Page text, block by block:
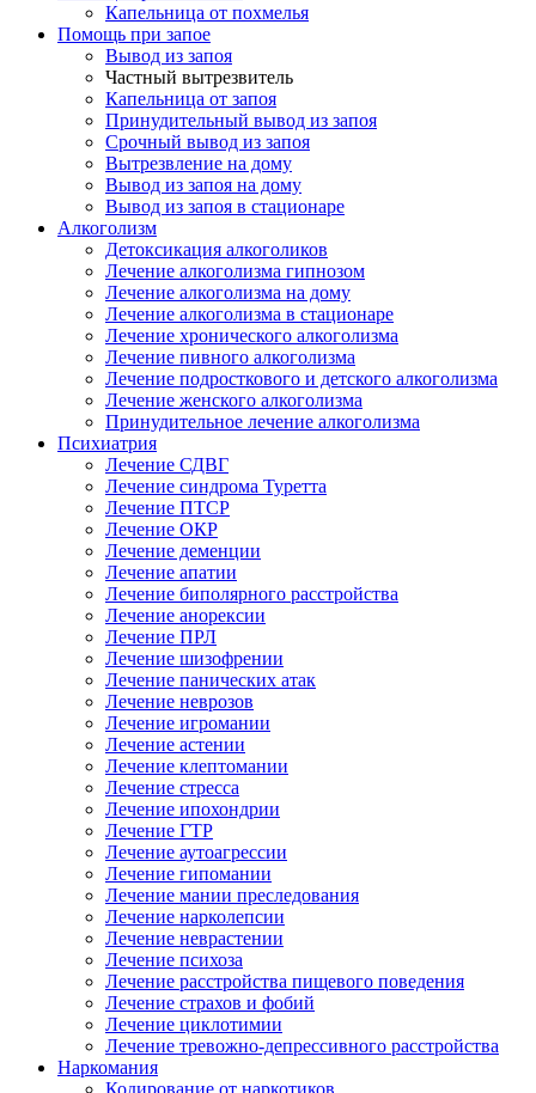
Капельница от похмелья
Помощь при запое
Вывод из запоя
Частный вытрезвитель
Капельница от запоя
Принудительный вывод из запоя
Срочный вывод из запоя
Вытрезвление на дому
Вывод из запоя на дому
Вывод из запоя в стационаре
Алкоголизм
Детоксикация алкоголиков
Лечение алкоголизма гипнозом
Лечение алкоголизма на дому
Лечение алкоголизма в стационаре
Лечение хронического алкоголизма
Лечение пивного алкоголизма
Лечение подросткового и детского алкоголизма
Лечение женского алкоголизма
Принудительное лечение алкоголизма
Психиатрия
Лечение СДВГ
Лечение синдрома Туретта
Лечение ПТСР
Лечение ОКР
Лечение деменции
Лечение апатии
Лечение биполярного расстройства
Лечение анорексии
Лечение ПРЛ
Лечение шизофрении
Лечение панических атак
Лечение неврозов
Лечение игромании
Лечение астении
Лечение клептомании
Лечение стресса
Лечение ипохондрии
Лечение ГТР
Лечение аутоагрессии
Лечение гипомании
Лечение мании преследования
Лечение нарколепсии
Лечение неврастении
Лечение психоза
Лечение расстройства пищевого поведения
Лечение страхов и фобий
Лечение циклотимии
Лечение тревожно-депрессивного расстройства
Наркомания
Кодирование от наркотиков